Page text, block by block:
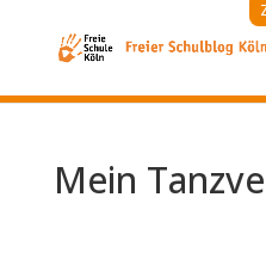
Mein